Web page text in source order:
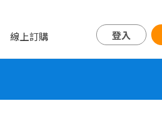
線上訂購 登入